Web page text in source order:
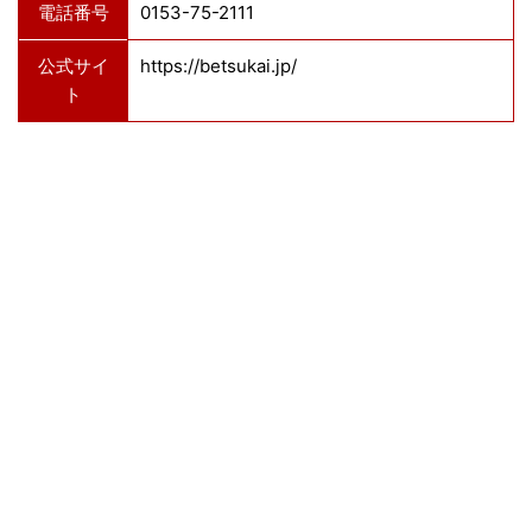
電話番号 0153-75-2111
公式サイ
ト
https://betsukai.jp/